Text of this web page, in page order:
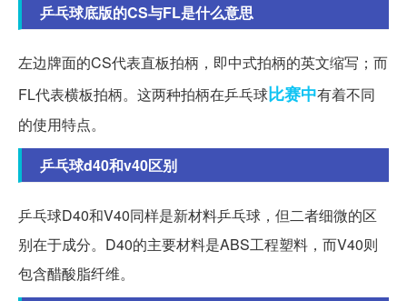
乒乓球底版的CS与FL是什么意思
左边牌面的CS代表直板拍柄，即中式拍柄的英文缩写；而
FL代表横板拍柄。这两种拍柄在乒乓球比赛中有着不同
的使用特点。
乒乓球d40和v40区别
乒乓球D40和V40同样是新材料乒乓球，但二者细微的区
别在于成分。D40的主要材料是ABS工程塑料，而V40则
包含醋酸脂纤维。